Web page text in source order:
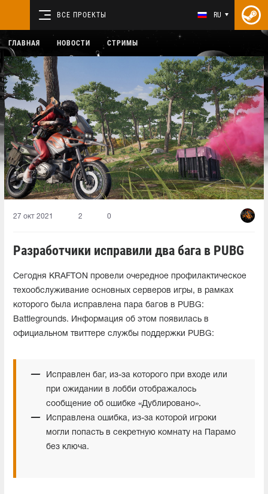
ВСЕ ПРОЕКТЫ RU
ГЛАВНАЯ НОВОСТИ СТРИМЫ
27 окт 2021 2 0
Разработчики исправили два бага в PUBG
Сегодня KRAFTON провели очередное профилактическое
техообслуживание основных серверов игры, в рамках
которого была исправлена пара багов в PUBG:
Battlegrounds. Информация об этом появилась в
официальном твиттере службы поддержки PUBG:
Исправлен баг, из-за которого при входе или
при ожидании в лобби отображалось
сообщение об ошибке «Дублировано».
Исправлена ошибка, из-за которой игроки
могли попасть в секретную комнату на Парамо
без ключа.